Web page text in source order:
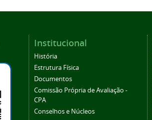
Institucional
História
Estrutura Física
Documentos
Comissão Própria de Avaliação -
CPA
Conselhos e Núcleos